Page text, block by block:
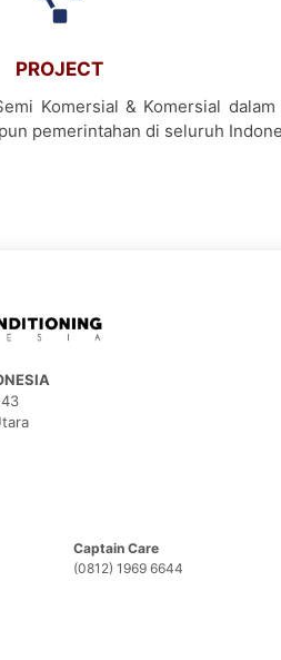
PROJECT
Komersial & Komersial dalam
pemerintahan di seluruh
Captain Care
(0812) 1969 6644